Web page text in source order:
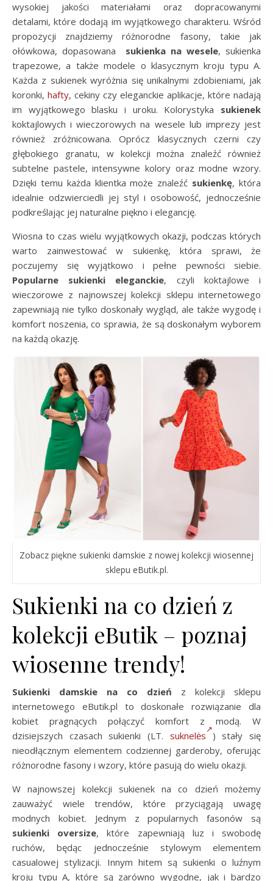
wysokiej jakości materiałami oraz dopracowanymi
detalami, które dodają im wyjątkowego charakteru. Wśród
propozycji znajdziemy różnorodne fasony, takie jak
ołówkowa, dopasowana sukienka na wesele, sukienka
trapezowe, a także modele o klasycznym kroju typu A.
Każda z sukienek wyróżnia się unikalnymi zdobieniami, jak
koronki, hafty, cekiny czy eleganckie aplikacje, które nadają
im wyjątkowego blasku i uroku. Kolorystyka sukienek
koktajlowych i wieczorowych na wesele lub imprezy jest
również zróżnicowana. Oprócz klasycznych czerni czy
głębokiego granatu, w kolekcji można znaleźć również
subtelne pastele, intensywne kolory oraz modne wzory.
Dzięki temu każda klientka może znaleźć sukienkę, która
idealnie odzwierciedli jej styl i osobowość, jednocześnie
podkreślając jej naturalne piękno i elegancję.
Wiosna to czas wielu wyjątkowych okazji, podczas których
warto zainwestować w sukienkę, która sprawi, że
poczujemy się wyjątkowo i pełne pewności siebie.
Popularne sukienki eleganckie, czyli koktajlowe i
wieczorowe z najnowszej kolekcji sklepu internetowego
zapewniają nie tylko doskonały wygląd, ale także wygodę i
komfort noszenia, co sprawia, że są doskonałym wyborem
na każdą okazję.
Zobacz piękne sukienki damskie z nowej kolekcji wiosennej
sklepu eButik.pl.
Sukienki na co dzień z
kolekcji eButik – poznaj
wiosenne trendy!
Sukienki damskie na co dzień z kolekcji sklepu
internetowego eButik.pl to doskonałe rozwiązanie dla
kobiet pragnących połączyć komfort z modą. W
dzisiejszych czasach sukienki (LT. suknelės
) stały się
nieodłącznym elementem codziennej garderoby, oferując
różnorodne fasony i wzory, które pasują do wielu okazji.
W najnowszej kolekcji sukienek na co dzień możemy
zauważyć wiele trendów, które przyciągają uwagę
modnych kobiet. Jednym z popularnych fasonów są
sukienki oversize, które zapewniają luz i swobodę
ruchów, będąc jednocześnie stylowym elementem
casualowej stylizacji. Innym hitem są sukienki o luźnym
kroju typu A, które są zarówno wygodne, jak i bardzo